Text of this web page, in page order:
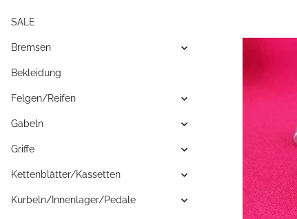
SALE
Bremsen
Bekleidung
Felgen/Reifen
Gabeln
Griffe
Kettenblätter/Kassetten
Kurbeln/Innenlager/Pedale